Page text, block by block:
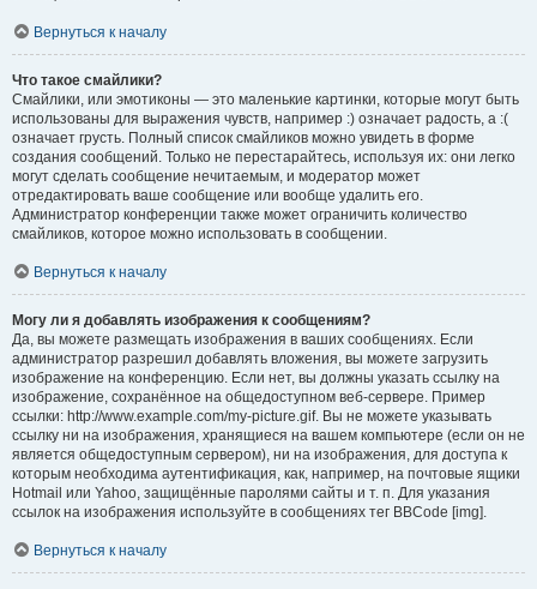
Вернуться к началу
Что такое смайлики?
Смайлики, или эмотиконы — это маленькие картинки, которые могут быть
использованы для выражения чувств, например :) означает радость, а :(
означает грусть. Полный список смайликов можно увидеть в форме
создания сообщений. Только не перестарайтесь, используя их: они легко
могут сделать сообщение нечитаемым, и модератор может
отредактировать ваше сообщение или вообще удалить его.
Администратор конференции также может ограничить количество
смайликов, которое можно использовать в сообщении.
Вернуться к началу
Могу ли я добавлять изображения к сообщениям?
Да, вы можете размещать изображения в ваших сообщениях. Если
администратор разрешил добавлять вложения, вы можете загрузить
изображение на конференцию. Если нет, вы должны указать ссылку на
изображение, сохранённое на общедоступном веб-сервере. Пример
ссылки: http://www.example.com/my-picture.gif. Вы не можете указывать
ссылку ни на изображения, хранящиеся на вашем компьютере (если он не
является общедоступным сервером), ни на изображения, для доступа к
которым необходима аутентификация, как, например, на почтовые ящики
Hotmail или Yahoo, защищённые паролями сайты и т. п. Для указания
ссылок на изображения используйте в сообщениях тег BBCode [img].
Вернуться к началу